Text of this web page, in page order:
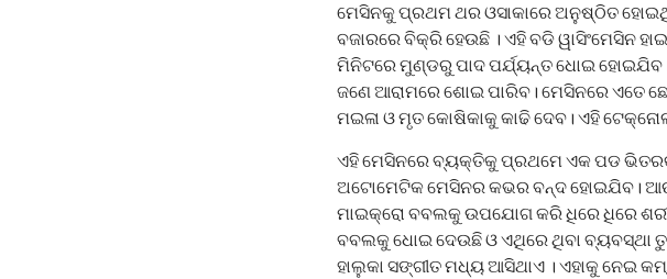
ମେସିନକୁ ପ୍ରଥମ ଥର ଓସାକାରେ ଅନୁଷ୍ଠିତ
ବଜାରରେ ବିକ୍ରି ହେଉଛି । ଏହି ବଡି ୱାସିଂମେସିନ
ମିନିଟରେ ମୁଣ୍ଡରୁ ପାଦ ପର୍ଯ୍ୟନ୍ତ ଧୋଇ ହୋଇଯିବ।
ଜଣେ ଆରାମରେ ଶୋଇ ପାରିବ। ମେସିନରେ ଏତେ
ମଇଳା ଓ ମୃତ କୋଷିକାକୁ କାଢି ଦେବ। ଏହି
ଏହି ମେସିନରେ ବ୍ୟକ୍ତିକୁ ପ୍ରଥମେ ଏକ ପଡ ଭିତରକୁ
ଅଟୋମେଟିକ ମେସିନର କଭର ବନ୍ଦ ହୋଇଯିବ।
ମାଇକ୍ରୋ ବବଲକୁ ଉପଯୋଗ କରି ଧିରେ ଧିରେ
ବବଲକୁ ଧୋଇ ଦେଉଛି ଓ ଏଥିରେ ଥିବା ବ୍ୟବସ୍ଥା
ହାଲୁକା ସଙ୍ଗୀତ ମଧ୍ୟ ଆସିଥାଏ । ଏହାକୁ ନେଇ